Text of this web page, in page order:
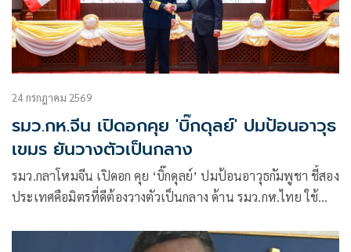
24 กรกฎาคม 2569
รมว.กห.จีน เปิดอกคุย 'บิ๊กดุลย์' ปมป้อนอาวุธ
เขมร ยันวางตัวเป็นกลาง
รมว.กลาโหมจีน เปิดอก คุย ‘บิ๊กดุลย์’ ปมป้อนอาวุธกัมพูชา ชี้สอง
ประเทศคือมิตรที่ดีต้องวางตัวเป็นกลาง ด้าน รมว.กห.ไทย ใช้